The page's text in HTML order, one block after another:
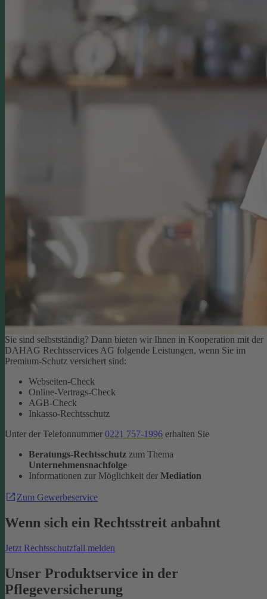
Sie sind selbstständig? Dann bieten wir Ihnen in Kooperation mit der
DAHAG Rechtsservices AG folgende Leistungen, wenn Sie im
Premium-Schutz versichert sind:
Webseiten-Check
Online-Vertrags-Check
AGB-Check
Inkasso-Rechtsschutz
Unter der Telefonnummer 0221 757-1996 erhalten Sie
Beratungs-Rechtsschutz zum Thema
Unternehmensnachfolge
Informationen zur Möglichkeit der Mediation
Zum Gewerbeservice
Wenn sich ein Rechtsstreit anbahnt
Jetzt Rechtsschutzfall melden
Unser Produktservice in der
Pflegeversicherung